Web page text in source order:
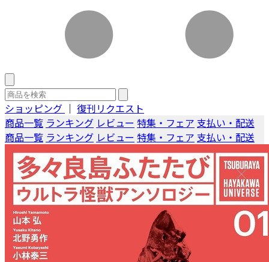
ショッピング ｜ 復刊リクエスト
商品一覧 ランキング レビュー 特集・フェア 支払い・配送
商品一覧 ランキング レビュー 特集・フェア 支払い・配送